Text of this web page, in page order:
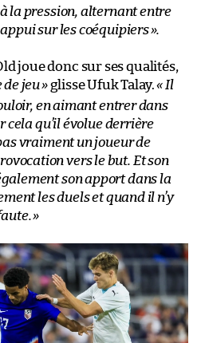
la pression, alternant entre
sur les coéquipiers».
joue donc sur ses qualités,
de jeu»glisse Ufuk Talay.« Il
en aimant entrer dans
cela qu’il évolue derrière
vraiment un joueur de
vers le but. Et son
son apport dans la
les duels et quand il n’y
»